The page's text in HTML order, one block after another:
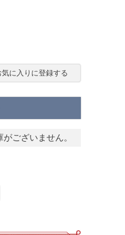
気に入りに登録する
ございません。